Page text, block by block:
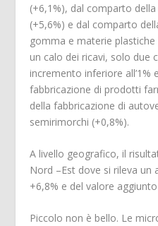
(+6,1%), dal comparto
(+5,6%) e dal comparto
gomma e materie
un calo dei ricavi, solo due
incremento inferiore
fabbricazione di prodotti
della fabbricazione di
semirimorchi (+0,8%).
A livello geografico, il
Nord –Est dove si rileva
+6,8% e del valore
Piccolo non è bello. Le